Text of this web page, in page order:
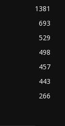
1381
693
529
498
457
443
266